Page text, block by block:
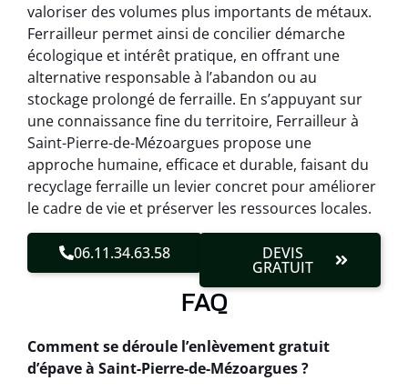
valoriser des volumes plus importants de métaux.
Ferrailleur permet ainsi de concilier démarche
écologique et intérêt pratique, en offrant une
alternative responsable à l’abandon ou au
stockage prolongé de ferraille. En s’appuyant sur
une connaissance fine du territoire, Ferrailleur à
Saint-Pierre-de-Mézoargues propose une
approche humaine, efficace et durable, faisant du
recyclage ferraille un levier concret pour améliorer
le cadre de vie et préserver les ressources locales.
06.11.34.63.58 DEVIS
GRATUIT
FAQ
Comment se déroule l’enlèvement gratuit
d’épave à Saint-Pierre-de-Mézoargues ?